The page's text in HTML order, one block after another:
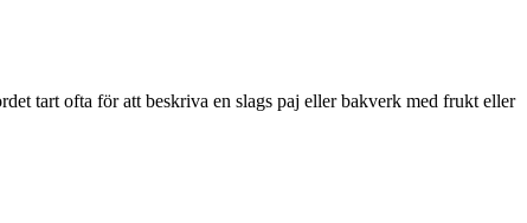
tart ofta för att beskriva en slags paj eller bakverk med frukt eller